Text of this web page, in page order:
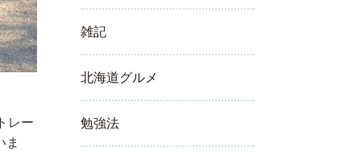
レー
ま
雑記
北海道グルメ
勉強法